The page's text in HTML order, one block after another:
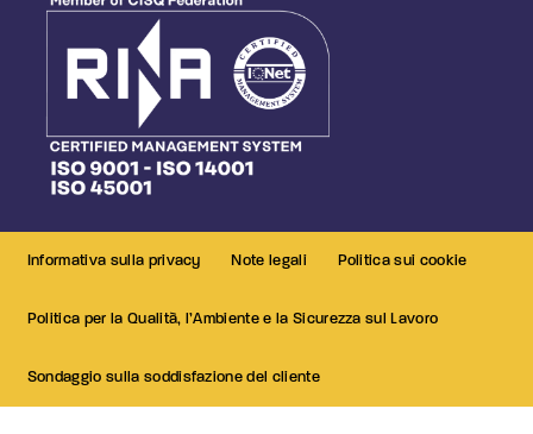
Informativa sulla privacy Note legali Politica sui cookie
Politica per la Qualità, l’Ambiente e la Sicurezza sul Lavoro
Sondaggio sulla soddisfazione del cliente